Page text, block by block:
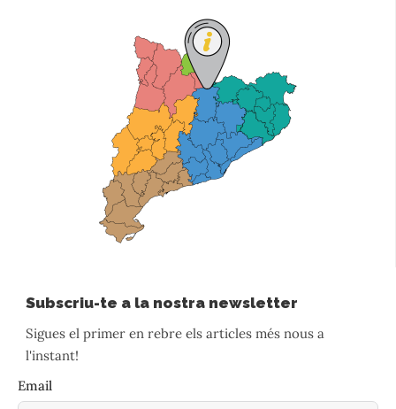
Subscriu-te a la nostra newsletter
Sigues el primer en rebre els articles més nous a
l'instant!
Email